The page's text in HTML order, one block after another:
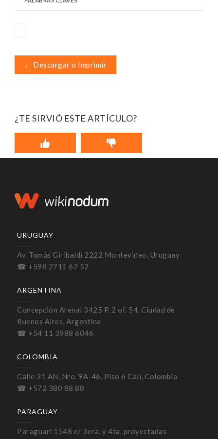
↓ Descargar o Imprimir
¿TE SIRVIÓ ESTE ARTÍCULO?
URUGUAY
Av. Tomás Giribaldi 2222 Montevideo, Uruguay
☎ +598 2711 62 52
ARGENTINA
Concepción Arenal 3425 P. 2 of. 54. Ciudad de
Buenos Aires, Argentina
☎ +54 11 3988 6046
COLOMBIA
Calle 21 AN, Nro. 9A-46, Piso 6 Cali, Colombia
☎ +572 380 88 88
PARAGUAY
Paraguarí 1548 e/ 3era. y 4ta. proyectadas